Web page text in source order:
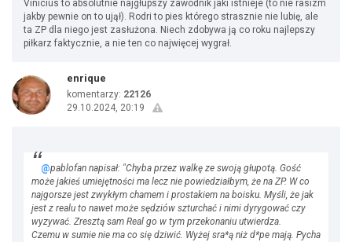
Vinicius to absolutnie najgłupszy zawodnik jaki istnieje (to nie rasizm
jakby pewnie on to ujął). Rodri to pies którego strasznie nie lubię, ale
ta ZP dla niego jest zasłużona. Niech zdobywa ją co roku najlepszy
piłkarz faktycznie, a nie ten co najwięcej wygrał.
enrique
komentarzy: 22126
29.10.2024, 20:19
@pablofan napisał: "Chyba przez walkę ze swoją głupotą. Gość
może jakieś umiejętności ma lecz nie powiedziałbym, że na ZP. W co
najgorsze jest zwykłym chamem i prostakiem na boisku. Myśli, że jak
jest z realu to nawet może sędziów szturchać i nimi dyrygować czy
wyzywać. Zresztą sam Real go w tym przekonaniu utwierdza.
Czemu w sumie nie ma co się dziwić. Wyżej sra*ą niż d*pe mają. Pycha